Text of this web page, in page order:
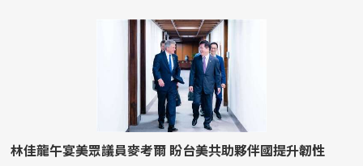
林佳龍午宴美眾議員麥考爾 盼台美共助夥伴國提升韌性